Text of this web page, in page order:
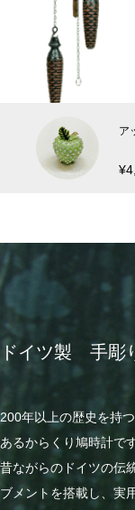
ア
ドイツ製 手彫
200年以上の歴史を持
あるからくり鳩時計です
昔ながらのドイツの伝
ブメントを搭載し、実